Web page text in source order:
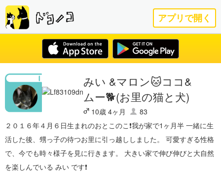
アプリで開く
みい &マロン🐱ココ&
ムー🐕(お里の猫と犬)
10歳 4ヶ月
83
２０１６年４月６日生まれのおとこのこ❗️我が家で1ヶ月半 一緒に生
活した後、甥っ子の待つお里に引っ越ししました。 可愛すぎる性格
で、今でも時々様子を見に行きます。 大きい家で伸び伸びと大自然
を楽しんでいる みい です❗️